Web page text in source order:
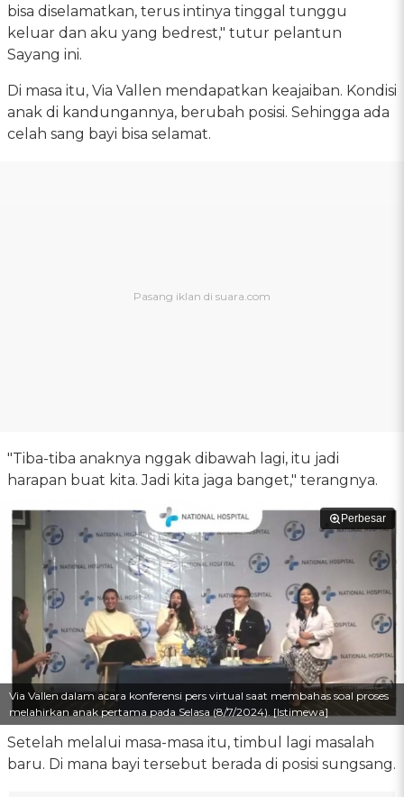
bisa diselamatkan, terus intinya tinggal tunggu
keluar dan aku yang bedrest," tutur pelantun
Sayang ini.
Di masa itu, Via Vallen mendapatkan keajaiban. Kondisi
anak di kandungannya, berubah posisi. Sehingga ada
celah sang bayi bisa selamat.
"Tiba-tiba anaknya nggak dibawah lagi, itu jadi
harapan buat kita. Jadi kita jaga banget," terangnya.
Perbesar
Via Vallen dalam acara konferensi pers virtual saat membahas soal proses
melahirkan anak pertama pada Selasa (8/7/2024). [Istimewa]
Setelah melalui masa-masa itu, timbul lagi masalah
baru. Di mana bayi tersebut berada di posisi sungsang.